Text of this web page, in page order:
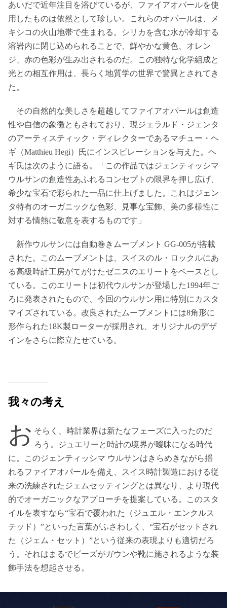
あいだで近年注目を浴びているが、ファイアオパールを使
用したものは依然として珍しい。これらのオパールは、メ
キシコの火山地帯で生まれる。シリカを含む水が冷却する
溶岩内に閉じ込められることで、鮮やかな黄色、オレン
ジ、赤の色彩が生み出されるのだ。この独特な化学組成と
光との相互作用は、長らく地質学の世界で驚異とされてき
た。
その自然的な美しさを超越してファイアオパールは創造
性や自信の象徴ともされており、現ジェラルド・ジェンタ
のアーティスティック・ディレクターであるマチュー・ヘ
ギ（Matthieu Hegi）氏にインスピレーションを与えた。ヘ
ギ氏は次のように語る。「この作品ではジェンティッシマ
ウルサンの創造性あふれるコンセプトの限界を押し広げ、
希少な宝石で彩られた一品に仕上げました。これはジェン
タ特有のオーガニックな色彩、見事な宝飾、美の多様性に
対する情熱に敬意を表するものです」
新作ウルサンには自動巻きムーブメント GG-005が搭載
された。このムーブメントは、スイスのル・ロックルにあ
る高級時計工房がてがけたゼニスのエリートをベースとし
ている。このエリートは初代ウルサンが登場した1994年ご
ろに発表されたもので、今回のウルサン用に特別にカスタ
マイズされている。改良されたムーブメントには8角形に
形作られた18K製ローターが採用され、オリジナルのデザ
インをさらに際立たせている。
我々の考え
お そらく、時計業界は新たなフェーズに入ったのだ
ろう。ジュエリーと時計の境界が曖昧になる時代
に。このジェンティッシマ ウルサンはきらめきながら揺
れるファイアオパールを備え、スイス時計製造における従
来の洗練されたジェムセッティングとは異なり、より現代
的でオーガニックなアプローチを提案している。このスタ
イルを表すなら“宝石で覆われた（ジュエル・エンクルス
テッド）”といった言葉がふさわしく、“宝石がセットされ
た（ジェム・セット）”という従来の表現よりも適切だろ
う。それはまるでビーズがガウンや靴に施されるような装
飾手法を想起させる。